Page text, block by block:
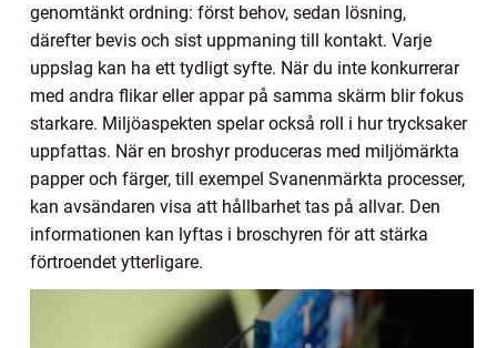
genomtänkt ordning: först behov, sedan lösning,
därefter bevis och sist uppmaning till kontakt. Varje
uppslag kan ha ett tydligt syfte. När du inte konkurrerar
med andra flikar eller appar på samma skärm blir fokus
starkare. Miljöaspekten spelar också roll i hur trycksaker
uppfattas. När en broshyr produceras med miljömärkta
papper och färger, till exempel Svanenmärkta processer,
kan avsändaren visa att hållbarhet tas på allvar. Den
informationen kan lyftas i broschyren för att stärka
förtroendet ytterligare.